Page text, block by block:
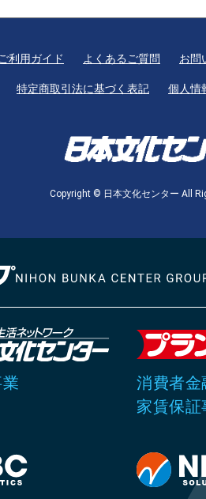
ご利用ガイド よくあるご質問 お問
特定商取引法に基づく表記 個人情
Copyright © 日本文化センター All
消費者金
家賃保証